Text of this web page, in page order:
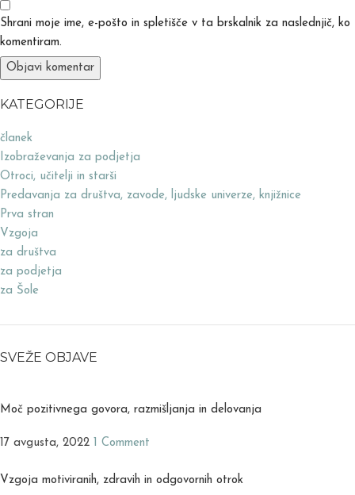
Shrani moje ime, e-pošto in spletišče v ta brskalnik za naslednjič, ko
komentiram.
KATEGORIJE
članek
Izobraževanja za podjetja
Otroci, učitelji in starši
Predavanja za društva, zavode, ljudske univerze, knjižnice
Prva stran
Vzgoja
za društva
za podjetja
za Šole
SVEŽE OBJAVE
Moč pozitivnega govora, razmišljanja in delovanja
17 avgusta, 2022 1 Comment
Vzgoja motiviranih, zdravih in odgovornih otrok